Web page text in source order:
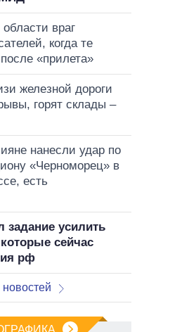
враг
когда те
«прилета»
железной дороги
горят склады –
нанесли удар по
«Черноморец» в
есть
задание усилить
сейчас
рф